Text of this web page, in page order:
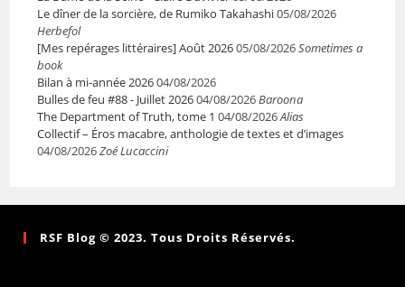
Le dîner de la sorcière, de Rumiko Takahashi05/08/2026
Herbefol
[Mes repérages littéraires] Août 202605/08/2026Sometimes a
book
Bilan à mi-année 202604/08/2026
Bulles de feu #88 - Juillet 202604/08/2026Baroona
The Department of Truth, tome 1 04/08/2026Alias
Collectif – Éros macabre, anthologie de textes et d’images
04/08/2026Zoé Lucaccini
RSF Blog © 2023. Tous Droits Réservés.